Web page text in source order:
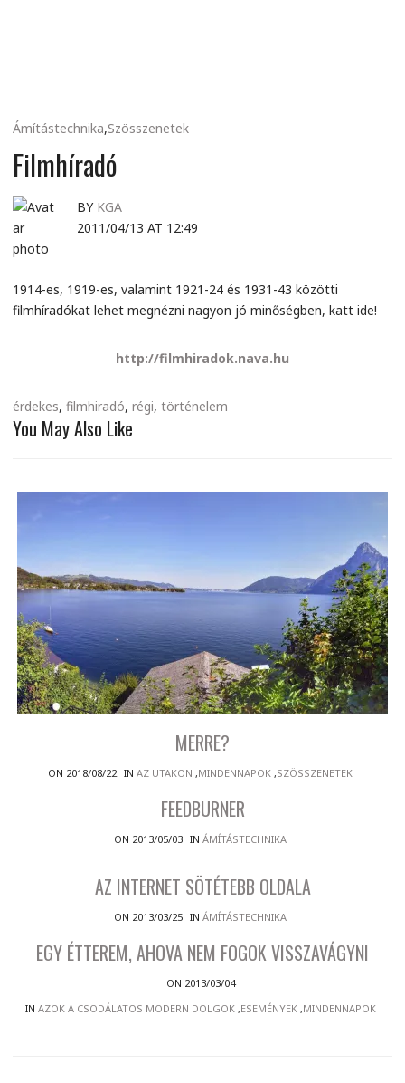
Ámítástechnika,Szösszenetek
Filmhíradó
BY KGA
2011/04/13 AT 12:49
1914-es, 1919-es, valamint 1921-24 és 1931-43 közötti
filmhíradókat lehet megnézni nagyon jó minőségben, katt ide!
http://filmhiradok.nava.hu
érdekes, filmhiradó, régi, történelem
You May Also Like
MERRE?
ON 2018/08/22 IN AZ UTAKON ,MINDENNAPOK ,SZÖSSZENETEK
FEEDBURNER
ON 2013/05/03 IN ÁMÍTÁSTECHNIKA
AZ INTERNET SÖTÉTEBB OLDALA
ON 2013/03/25 IN ÁMÍTÁSTECHNIKA
EGY ÉTTEREM, AHOVA NEM FOGOK VISSZAVÁGYNI
ON 2013/03/04
IN AZOK A CSODÁLATOS MODERN DOLGOK,ESEMÉNYEK,MINDENNAPOK